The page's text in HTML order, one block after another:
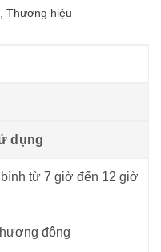
Thương hiệu
dụng
từ 7 giờ đến 12 giờ
đông